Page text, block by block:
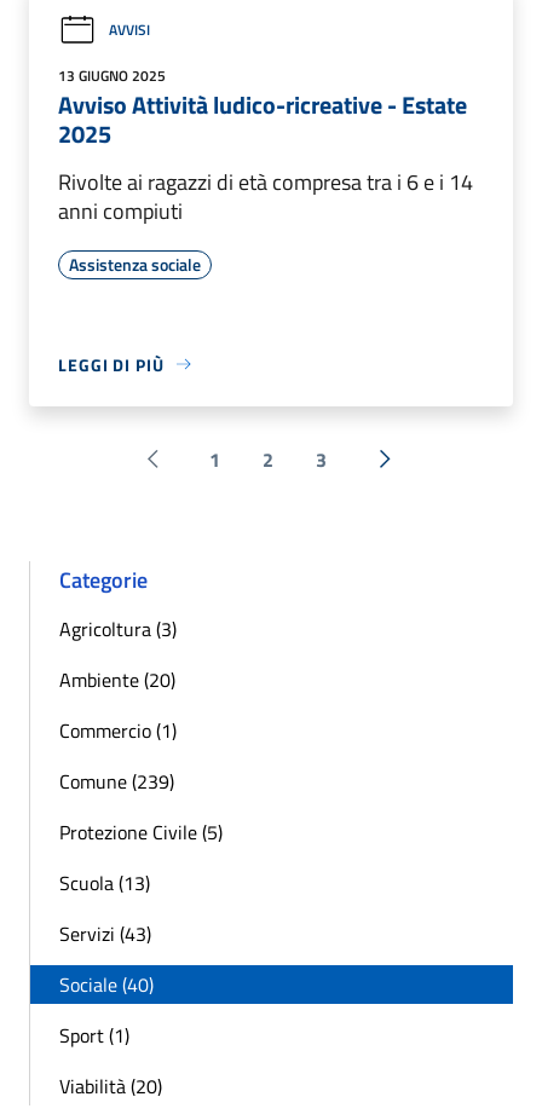
AVVISI
13 GIUGNO 2025
Avviso Attività ludico-ricreative - Estate
2025
Rivolte ai ragazzi di età compresa tra i 6 e i 14
anni compiuti
Assistenza sociale
LEGGI DI PIÙ
Pagina precedente
1 2 3 Successiva »
Categorie
Agricoltura (3)
Ambiente (20)
Commercio (1)
Comune (239)
Protezione Civile (5)
Scuola (13)
Servizi (43)
Sociale (40)
Sport (1)
Viabilità (20)